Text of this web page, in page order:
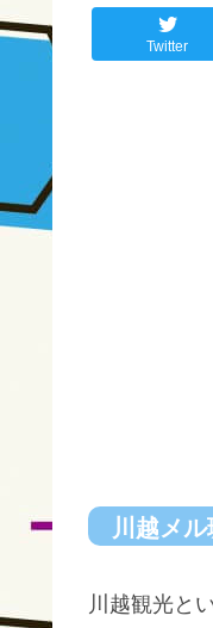
Twitter
川越メル
川越観光と